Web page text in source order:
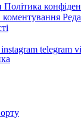
Політика
instagram telegram